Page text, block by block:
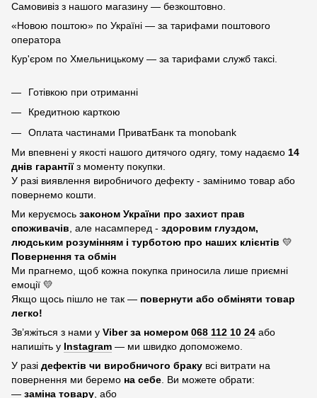
Самовивіз з нашого магазину — безкоштовно.
«Новою поштою» по Україні — за тарифами поштового
оператора
Кур'єром по Хмельницькому — за тарифами служб таксі.
Готівкою при отриманні
Кредитною карткою
Оплата частинами ПриватБанк та monobank
Ми впевнені у якості нашого дитячого одягу, тому надаємо 14
днів гарантіїз моменту покупки.
У разі виявлення виробничого дефекту - замінимо товар або
повернемо кошти.
Ми керуємось законом України про захист прав
споживачів , але насамперед - здоровим глуздом,
людським розумінням і турботою про наших клієнтів 💛
Повернення та обмін
Ми прагнемо, щоб кожна покупка приносила лише приємні
емоції 💛
Якщо щось пішло не так — повернути або обміняти товар
легко!
Зв’яжіться з нами у Viber за номером 068 112 10 24 або
напишіть у Instagram — ми швидко допоможемо.
У разі дефектів чи виробничого браку всі витрати на
повернення ми беремо на себе . Ви можете обрати:
— заміна товару , або